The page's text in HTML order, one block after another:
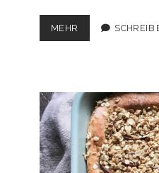
MEHR
–
LECKER
SCHREIB